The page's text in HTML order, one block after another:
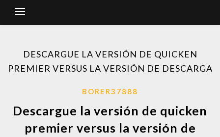
DESCARGUE LA VERSIÓN DE QUICKEN
PREMIER VERSUS LA VERSIÓN DE DESCARGA
BORER37888
Descargue la versión de quicken
premier versus la versión de